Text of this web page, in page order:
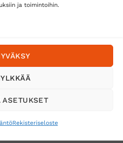
ja toimintoihin.
ASETUKSET
Rekisteriseloste